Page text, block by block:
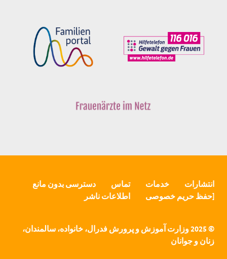
انتشارات خدمات تماس
دسترسی بدون مانع
[حفظ حریم خصوصی
اطلاعات ناشر
© 2025 وزارت آموزش و پرورش فدرال، خانواده، سالمندان،
زنان و جوانان